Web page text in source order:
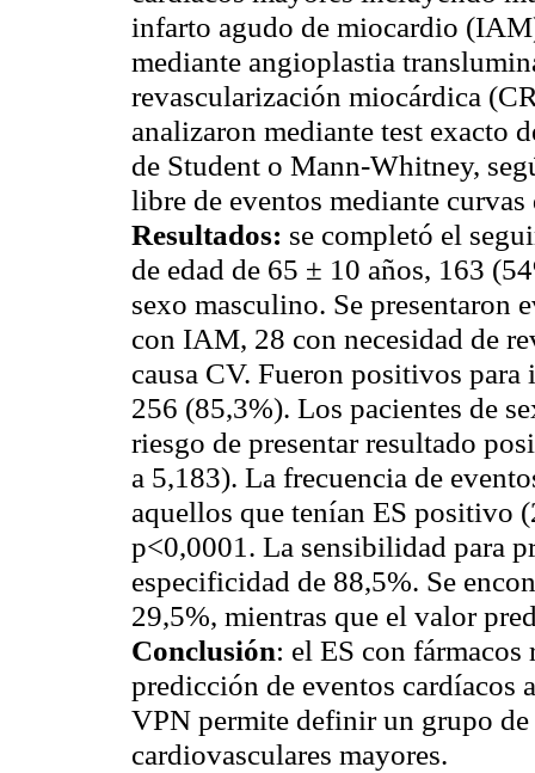
infarto agudo de miocardio
mediante angioplastia
revascularización miocárdica
analizaron mediante test exacto
de Student o Mann-Whitney,
libre de eventos mediante
Resultados: se completó el
de edad de 65 ± 10 años, 163
sexo masculino. Se presentaron
con IAM, 28 con necesidad de
causa CV. Fueron positivos
256 (85,3%). Los pacientes de
riesgo de presentar resultado
a 5,183). La frecuencia de
aquellos que tenían ES positivo
p<0,0001. La sensibilidad para
especificidad de 88,5%. Se
29,5%, mientras que el valor
Conclusión: el ES con
predicción de eventos cardíacos
VPN permite definir un grupo de
cardiovasculares mayores.